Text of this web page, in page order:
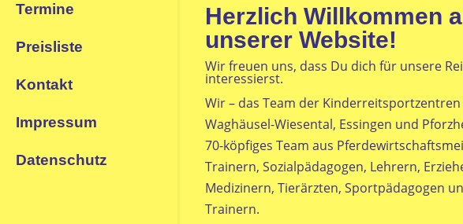
Termine
Preisliste
Kontakt
Impressum
Datenschutz
Herzlich Willkommen
unserer Website!
Wir freuen uns, dass Du dich für unsere
interessierst.
Wir – das Team der Kinderreitsportzentren
Waghäusel-Wiesental, Essingen und
70-köpfiges Team aus
Trainern, Sozialpädagogen, Lehrern,
Medizinern, Tierärzten, Sportpädagogen
Trainern.